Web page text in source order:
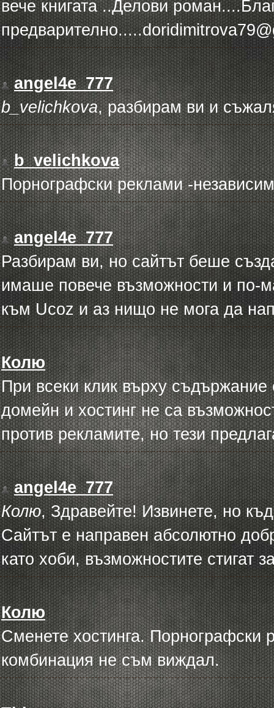
вече книгата ..Делови
angel4e_777
b_velichkova, разбирам ви и
b_velichkova
Порнографски реклами -
angel4e_777
Разбирам ви, но сайтът беше
имаше повече възможности и по-
към Ucoz и аз нищо не мога да
Колю
При всеки клик върху съдържание
домейн и хостинг не са
против рекламите, но тези
angel4e_777
Колю, Здравейте! Извинете, но
Сайтът е направен абсолютно
като хоби, възможностите стигат
Колю
Сменете хостинга. Порнографски
комбинация не съм виждал.